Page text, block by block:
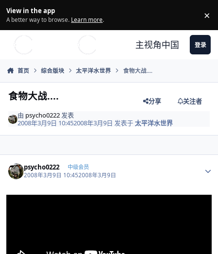
View in the app
A better way to browse. Learn more. ×
主视角中国 登录
首页 综合版块 太平洋水世界 食物大战....
食物大战.... 分享
关注者
由 psycho0222 发表
2008年3月9日 10:452008年3月9日 发表于太平洋水世界
psycho0222 中级会员
2008年3月9日 10:452008年3月9日